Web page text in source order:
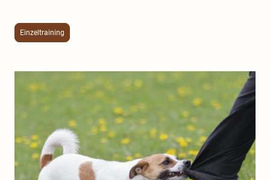
Einzeltraining